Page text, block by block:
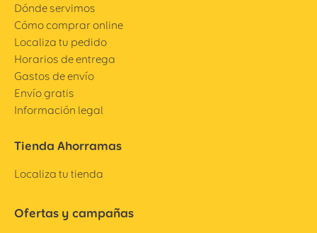
Dónde servimos
Cómo comprar online
Localiza tu pedido
Horarios de entrega
Gastos de envío
Envío gratis
Información legal
Tienda Ahorramas
Localiza tu tienda
Ofertas y campañas